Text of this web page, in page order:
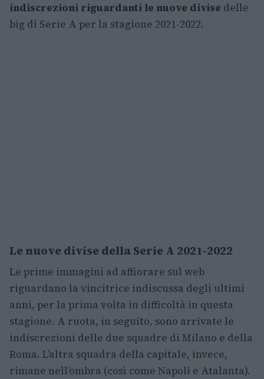
indiscrezioni riguardanti le nuove divise delle
big di Serie A per la stagione 2021-2022.
Le nuove divise della Serie A 2021-2022
Le prime immagini ad affiorare sul web
riguardano la vincitrice indiscussa degli ultimi
anni, per la prima volta in difficoltà in questa
stagione. A ruota, in seguito, sono arrivate le
indiscrezioni delle due squadre di Milano e della
Roma. L’altra squadra della capitale, invece,
rimane nell’ombra (così come Napoli e Atalanta).